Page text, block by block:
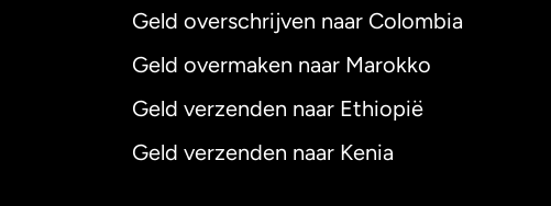
Geld overschrijven naar Colombia
Geld overmaken naar Marokko
Geld verzenden naar Ethiopië
Geld verzenden naar Kenia